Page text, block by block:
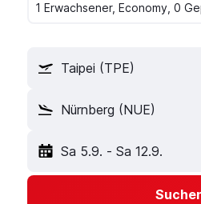
1 Erwachsener, Economy, 0
Taipei (TPE)
Nürnberg (NUE)
Sa 5.9. - Sa 12.9.